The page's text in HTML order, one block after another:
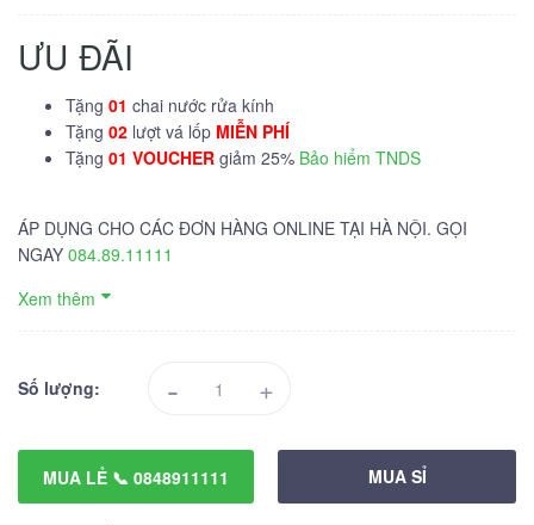
ƯU ĐÃI
Tặng 01 chai nước rửa kính
Tặng 02 lượt vá lốp MIỄN PHÍ
Tặng 01 VOUCHER giảm 25% Bảo hiểm TNDS
ÁP DỤNG CHO CÁC ĐƠN HÀNG ONLINE TẠI HÀ NỘI. GỌI
NGAY 084.89.11111
Xem thêm
Số lượng: - +
MUA LẺ 📞 0848911111 MUA SỈ